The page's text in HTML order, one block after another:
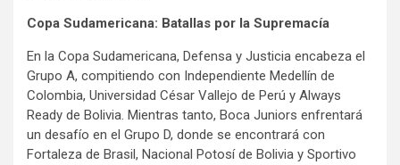
Copa Sudamericana: Batallas por la Supremacía
En la Copa Sudamericana, Defensa y Justicia encabeza el
Grupo A, compitiendo con Independiente Medellín de
Colombia, Universidad César Vallejo de Perú y Always
Ready de Bolivia. Mientras tanto, Boca Juniors enfrentará
un desafío en el Grupo D, donde se encontrará con
Fortaleza de Brasil, Nacional Potosí de Bolivia y Sportivo